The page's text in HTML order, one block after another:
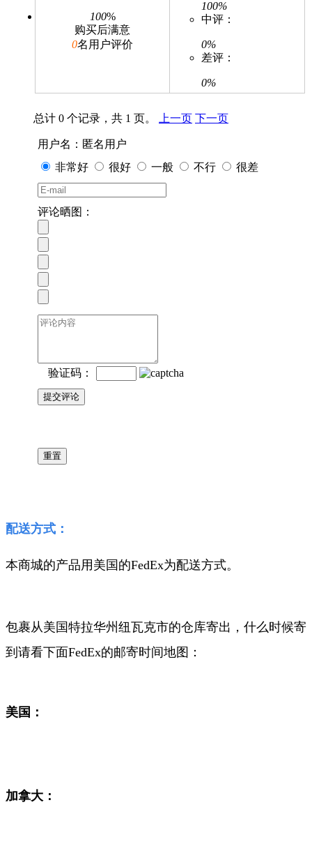
100%
购买后满意
0名用户评价
100%
中评：
0%
差评：
0%
总计 0 个记录，共 1 页。 上一页 下一页
用户名：匿名用户
非常好
很好 一般 不行 很差
评论晒图：
验证码：
配送方式：
本商城的产品用美国的FedEx为配送方式。
包裹从美国特拉华州纽瓦克市的仓库寄出，什么时候寄
到请看下面FedEx的邮寄时间地图：
美国：
加拿大：